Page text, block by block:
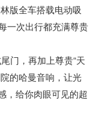
版全车搭载电动吸
一次出行都充满尊贵
门，再加上尊贵“天
的哈曼音响，让光
，给你肉眼可见的超